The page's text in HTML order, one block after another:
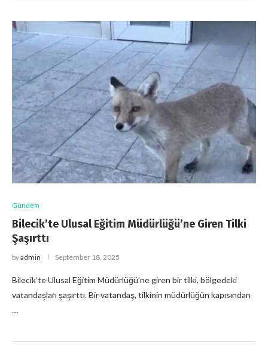
Gündem
Bilecik’te Ulusal Eğitim Müdürlüğü’ne Giren Tilki
Şaşırttı
byadmin September 18, 2025
Bilecik’te Ulusal Eğitim Müdürlüğü’ne giren bir tilki, bölgedeki
vatandaşları şaşırttı. Bir vatandaş, tilkinin müdürlüğün kapısından
…